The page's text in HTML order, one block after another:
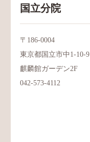
国立分院
〒186-0004
東京都国立市中1-10-9
麒麟館ガーデン2F
042-573-4112